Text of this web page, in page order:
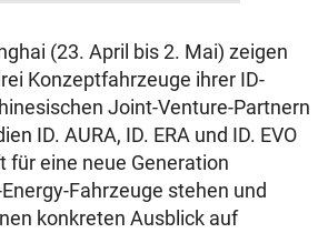
(23. April bis 2. Mai) zeigen
Konzeptfahrzeuge ihrer ID-
Joint-Venture-Partnern
ID. AURA, ID. ERA und ID. EVO
für eine neue Generation
Fahrzeuge stehen und
konkreten Ausblick auf